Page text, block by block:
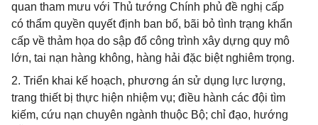
quan tham mưu với Thủ tướng Chính phủ đề nghị cấp
có thẩm quyền quyết định ban bố, bãi bỏ tình trạng khẩn
cấp về thảm họa do sập đổ công trình xây dựng quy mô
lớn, tai nạn hàng không, hàng hải đặc biệt nghiêm trọng.
2. Triển khai kế hoạch, phương án sử dụng lực lượng,
trang thiết bị thực hiện nhiệm vụ; điều hành các đội tìm
kiếm, cứu nạn chuyên ngành thuộc Bộ; chỉ đạo, hướng